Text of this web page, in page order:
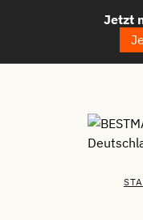
Jetzt neu:
Jetzt